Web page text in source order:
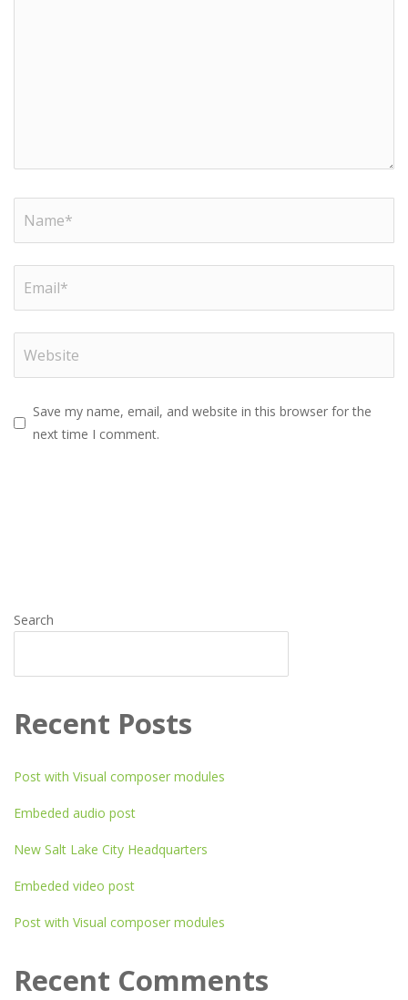
Save my name, email, and website in this browser for the
next time I comment.
Search
Recent Posts
Post with Visual composer modules
Embeded audio post
New Salt Lake City Headquarters
Embeded video post
Post with Visual composer modules
Recent Comments